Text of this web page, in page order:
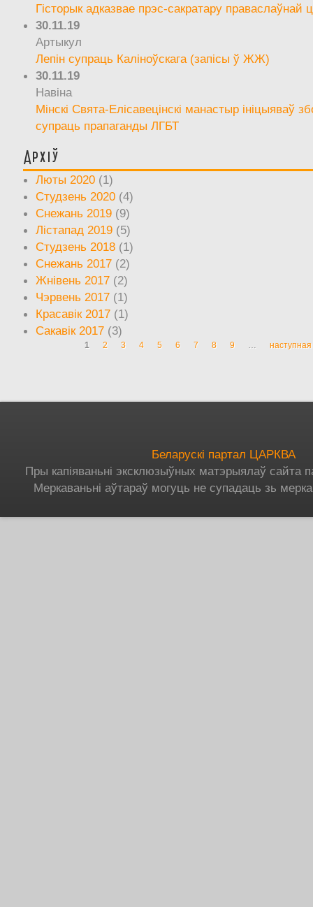
Гісторык адказвае прэс-сакратару праваслаўнай
30.11.19
Артыкул
Лепін супраць Каліноўскага (запісы ў ЖЖ)
30.11.19
Навіна
Мінскі Свята-Елісавецінскі манастыр ініцыяваў
супраць прапаганды ЛГБТ
Архіў
Люты 2020 (1)
Студзень 2020 (4)
Снежань 2019 (9)
Лістапад 2019 (5)
Студзень 2018 (1)
Снежань 2017 (2)
Жнівень 2017 (2)
Чэрвень 2017 (1)
Красавік 2017 (1)
Сакавік 2017 (3)
Старонкі
1 2 3 4 5 6 7 8 9 … наступная
Беларускі партал ЦАРКВА
Пры капіяваньні эксклюзыўных матэрыялаў сайта
Меркаваньні аўтараў могуць не супадаць зь